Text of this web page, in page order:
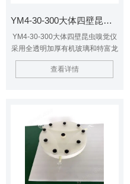
YM4-30-300大体四壁昆虫嗅觉仪
YM4-30-300大体四壁昆虫嗅觉仪
采用全透明加厚有机玻璃和特富龙
材料制作，一次成型密封性能好，
可定做多个抽气孔，或定做多个昆
查看详情